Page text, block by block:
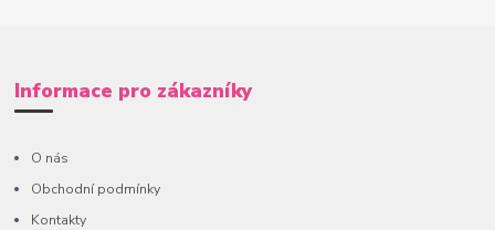
Informace pro zákazníky
O nás
Obchodní podmínky
Kontakty